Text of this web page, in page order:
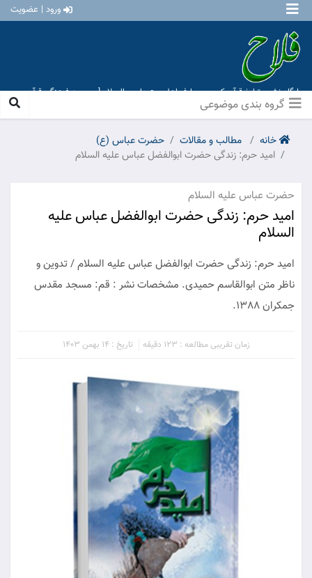
ورود | عضویت
پایگاه نشر و تبلیغ قرآن کریم و معارف اهل بیت علیهم السلام [ موسسه فرهنگی قرآن و
عترت منهاج عشق آباد ]
خانه مطالب و مقالات
حضرت عباس (ع)
امید حرم: زندگی حضرت ابوالفضل عباس علیه السلام
حضرت عباس علیه السلام
امید حرم: زندگی حضرت ابوالفضل عباس علیه
السلام
امید حرم: زندگی حضرت ابوالفضل عباس علیه السلام / تدوین و
ناظر متن ابوالقاسم حمیدی. مشخصات نشر : قم: مسجد مقدس
جمکران 1388.
زمان تقریبی مطالعه : 123 دقیقه تاریخ : 14 بهمن 1403